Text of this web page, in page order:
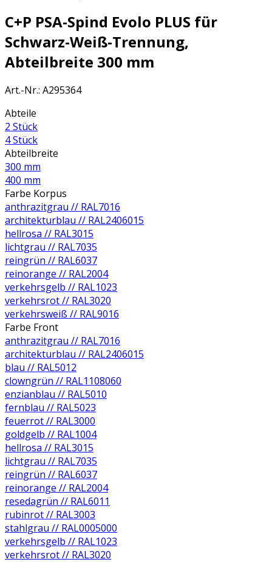
C+P PSA-Spind Evolo PLUS für
Schwarz-Weiß-Trennung,
Abteilbreite 300 mm
Art.-Nr.: A295364
Abteile
2 Stück
4 Stück
Abteilbreite
300 mm
400 mm
Farbe Korpus
anthrazitgrau // RAL7016
architekturblau // RAL2406015
hellrosa // RAL3015
lichtgrau // RAL7035
reingrün // RAL6037
reinorange // RAL2004
verkehrsgelb // RAL1023
verkehrsrot // RAL3020
verkehrsweiß // RAL9016
Farbe Front
anthrazitgrau // RAL7016
architekturblau // RAL2406015
blau // RAL5012
clowngrün // RAL1108060
enzianblau // RAL5010
fernblau // RAL5023
feuerrot // RAL3000
goldgelb // RAL1004
hellrosa // RAL3015
lichtgrau // RAL7035
reingrün // RAL6037
reinorange // RAL2004
resedagrün // RAL6011
rubinrot // RAL3003
stahlgrau // RAL0005000
verkehrsgelb // RAL1023
verkehrsrot // RAL3020